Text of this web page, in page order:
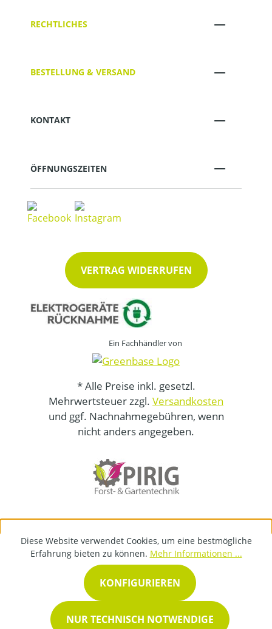
RECHTLICHES
BESTELLUNG & VERSAND
KONTAKT
ÖFFNUNGSZEITEN
VERTRAG WIDERRUFEN
Ein Fachhändler von
* Alle Preise inkl. gesetzl.
Mehrwertsteuer zzgl. Versandkosten
und ggf. Nachnahmegebühren, wenn
nicht anders angegeben.
Diese Website verwendet Cookies, um eine bestmögliche
Erfahrung bieten zu können. Mehr Informationen ...
NUR TECHNISCH NOTWENDIGE
KONFIGURIEREN